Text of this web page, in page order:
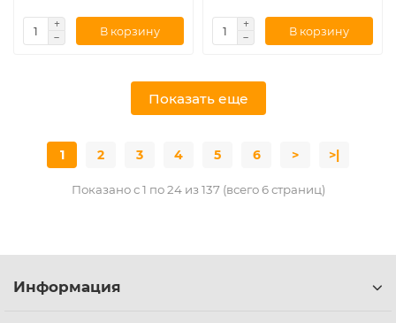
В корзину В корзину
Показать еще
1 2 3 4 5 6 > >|
Показано с 1 по 24 из 137 (всего 6 страниц)
Информация